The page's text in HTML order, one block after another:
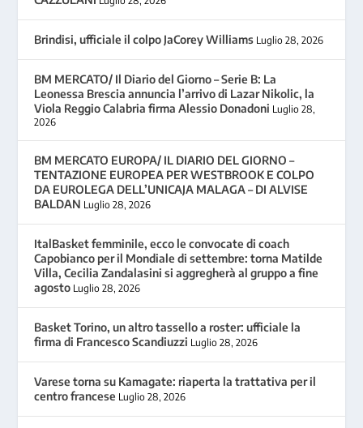
Brindisi, ufficiale il colpo JaCorey Williams Luglio 28, 2026
BM MERCATO/ Il Diario del Giorno – Serie B: La
Leonessa Brescia annuncia l’arrivo di Lazar Nikolic, la
Viola Reggio Calabria firma Alessio Donadoni Luglio 28,
2026
BM MERCATO EUROPA/ IL DIARIO DEL GIORNO –
TENTAZIONE EUROPEA PER WESTBROOK E COLPO
DA EUROLEGA DELL’UNICAJA MALAGA – DI ALVISE
BALDAN Luglio 28, 2026
ItalBasket femminile, ecco le convocate di coach
Capobianco per il Mondiale di settembre: torna Matilde
Villa, Cecilia Zandalasini si aggregherà al gruppo a fine
agosto Luglio 28, 2026
Basket Torino, un altro tassello a roster: ufficiale la
firma di Francesco Scandiuzzi Luglio 28, 2026
Varese torna su Kamagate: riaperta la trattativa per il
centro francese Luglio 28, 2026